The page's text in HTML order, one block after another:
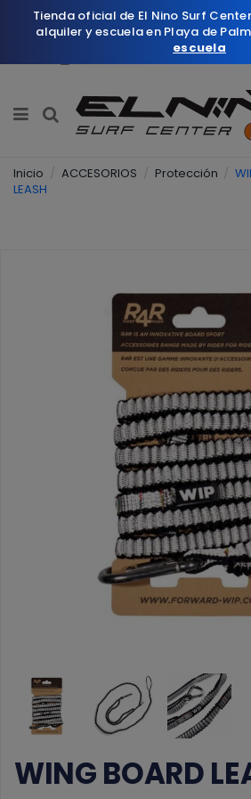
Inicio ACCESORIOS Protección
LEASH
WING BOARD
Tienda oficial de El Nino Surf
alquiler y escuela en Playa de
escuela